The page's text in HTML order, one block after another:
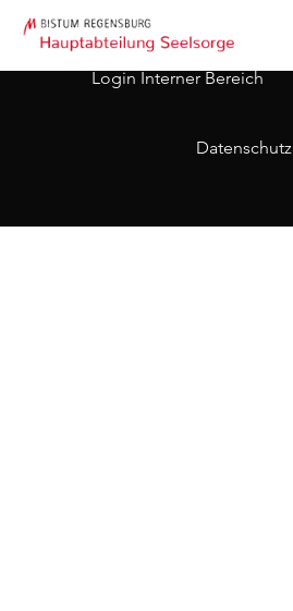
Login Interner Bereich
Datenschutz